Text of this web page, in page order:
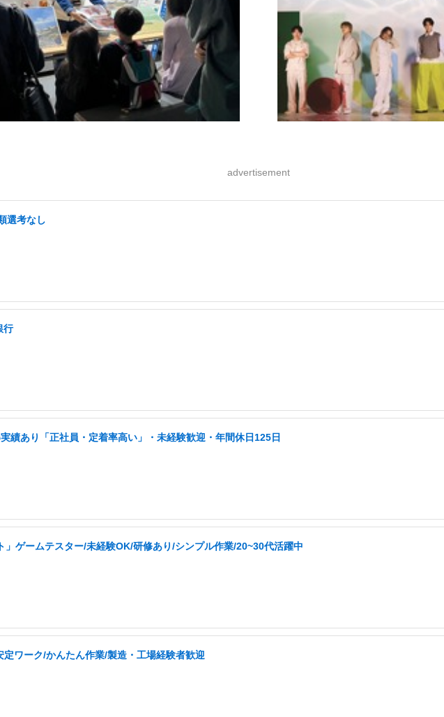
advertisement
選考なし
行
績あり「正社員・定着率高い」・未経験歓迎・年間休日125日
」ゲームテスター/未経験OK/研修あり/シンプル作業/20~30代活躍中
ワーク/かんたん作業/製造・工場経験者歓迎